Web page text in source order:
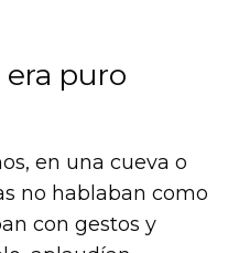
puro
en una cueva o
no hablaban como
con gestos y